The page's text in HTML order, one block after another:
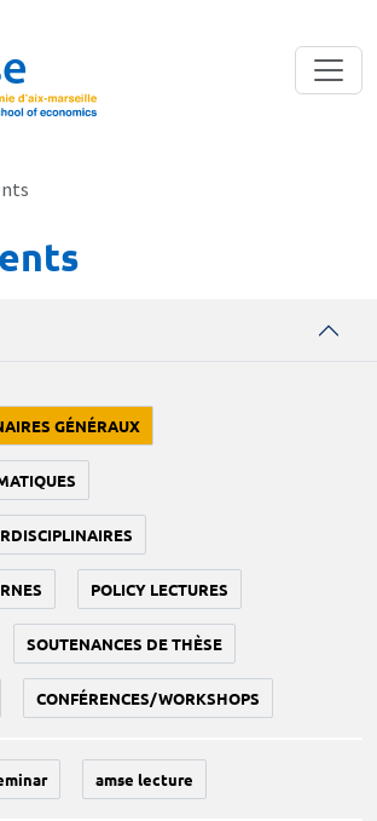
GÉNÉRAUX
POLICY LECTURES
SOUTENANCES DE THÈSE
CONFÉRENCES/WORKSHOPS
amse lecture